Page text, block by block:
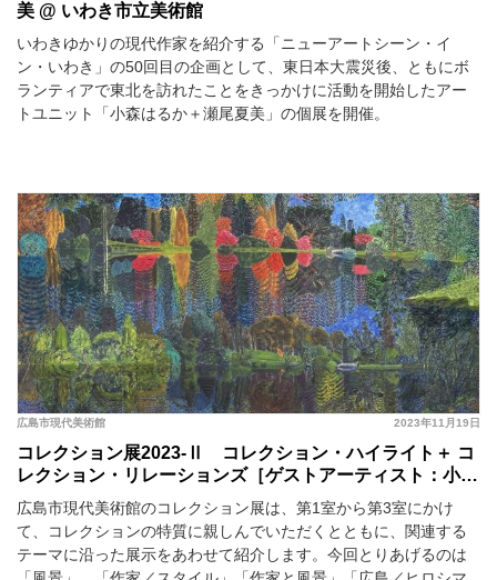
美 @ いわき市立美術館
いわきゆかりの現代作家を紹介する「ニューアートシーン・イ
ン・いわき」の50回目の企画として、東日本大震災後、ともにボ
ランティアで東北を訪れたことをきっかけに活動を開始したアー
トユニット「小森はるか＋瀬尾夏美」の個展を開催。
2023年11月19日
広島市現代美術館
コレクション展2023-Ⅱ コレクション・ハイライト＋ コ
レクション・リレーションズ［ゲストアーティスト：小森
はるか＋瀬尾夏美］
広島市現代美術館のコレクション展は、第1室から第3室にかけ
て、コレクションの特質に親しんでいただくとともに、関連する
テーマに沿った展示をあわせて紹介します。今回とりあげるのは